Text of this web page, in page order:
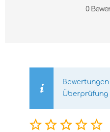
0
Überprüfung